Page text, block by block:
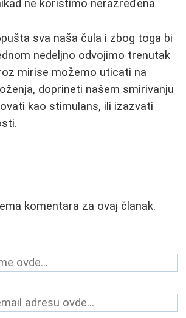
ne koristimo nerazređena
sva naša čula i zbog toga bi
nedeljno odvojimo trenutak
mirise možemo uticati na
doprineti našem smirivanju
kao stimulans, ili izazvati
komentara za ovaj članak.